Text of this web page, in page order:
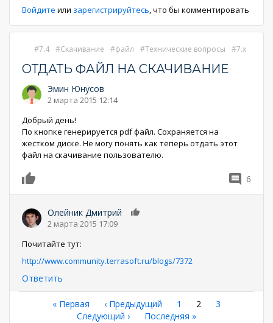
Войдите или зарегистрируйтесь, что бы комментировать
7.4 Скачивание файл Технические вопросы 7.x
ОТДАТЬ ФАЙЛ НА СКАЧИВАНИЕ
Эмин Юнусов
2 марта 2015 12:14
Добрый день!
По кнопке генерируется pdf файл. Сохраняется на
жестком диске. Не могу понять как теперь отдать этот
файл на скачивание пользователю.
6
Олейник Дмитрий
2 марта 2015 17:09
Почитайте тут:
http://www.community.terrasoft.ru/blogs/7372
Ответить
Нумерация
Первая
страница
« Первая ←
‹ Предыдущий Страница
1
Текущая
2 Страница
3
Следующая
Следующий ›
Последняя
Последняя »